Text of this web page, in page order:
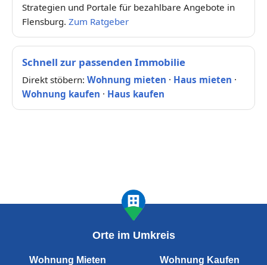
Strategien und Portale für bezahlbare Angebote in
Flensburg. Zum Ratgeber
Schnell zur passenden Immobilie
Direkt stöbern: Wohnung mieten · Haus mieten ·
Wohnung kaufen · Haus kaufen
Orte im Umkreis
Wohnung Mieten Wohnung Kaufen